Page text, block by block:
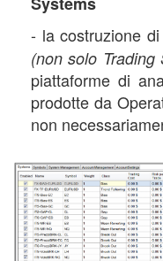
- la costruzione
(non solo Trading
piattaforme di
prodotte da
non